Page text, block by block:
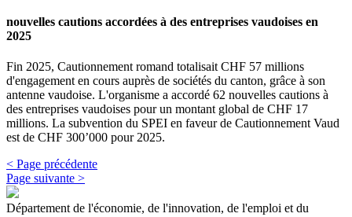
nouvelles cautions accordées à des entreprises vaudoises en
2025
Fin 2025, Cautionnement romand totalisait CHF 57 millions
d'engagement en cours auprès de sociétés du canton, grâce à son
antenne vaudoise. L'organisme a accordé 62 nouvelles cautions à
des entreprises vaudoises pour un montant global de CHF 17
millions. La subvention du SPEI en faveur de Cautionnement Vaud
est de CHF 300’000 pour 2025.
< Page précédente
Page suivante >
Département de l'économie, de l'innovation, de l'emploi et du